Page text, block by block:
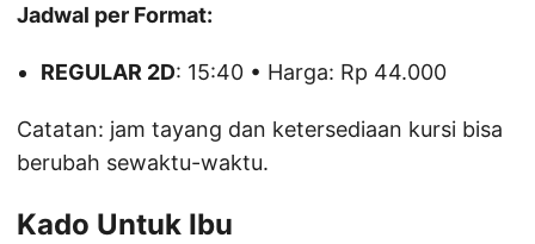
Jadwal per Format:
REGULAR 2D: 15:40 • Harga: Rp 44.000
Catatan: jam tayang dan ketersediaan kursi bisa
berubah sewaktu-waktu.
Kado Untuk Ibu